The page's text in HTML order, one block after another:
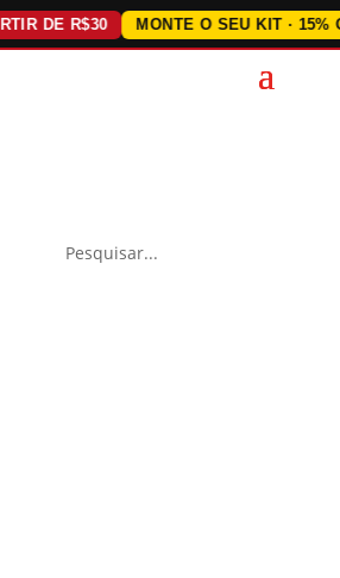
R$30 MONTE O SEU KIT · 15% OFF